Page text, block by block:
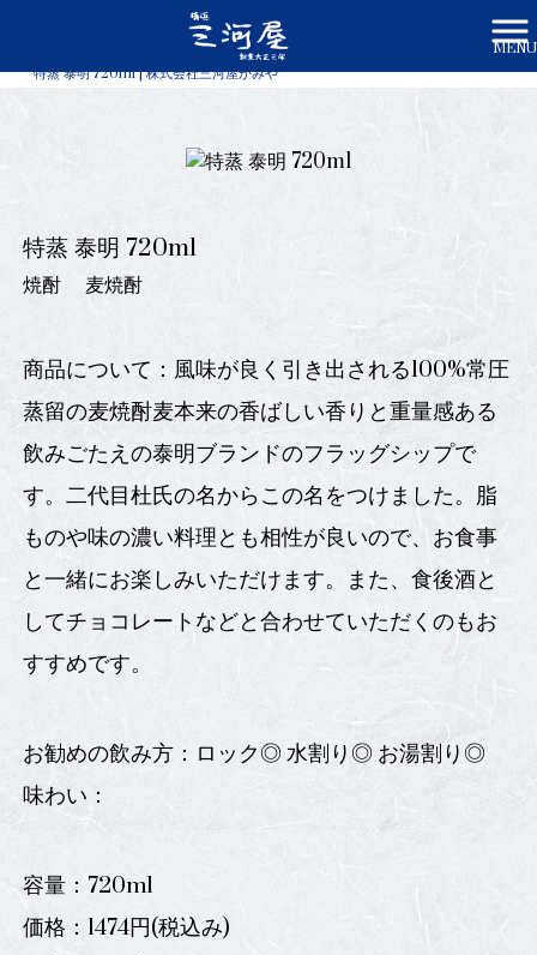
MENU
商品一覧
特蒸 泰明 720ml | 株式会社三河屋かみや
特蒸 泰明 720ml
焼酎 麦焼酎
商品について：風味が良く引き出される100%常圧
蒸留の麦焼酎麦本来の香ばしい香りと重量感ある
飲みごたえの泰明ブランドのフラッグシップで
す。二代目杜氏の名からこの名をつけました。脂
ものや味の濃い料理とも相性が良いので、お食事
と一緒にお楽しみいただけます。また、食後酒と
してチョコレートなどと合わせていただくのもお
すすめです。
お勧めの飲み方：ロック◎ 水割り◎ お湯割り◎
味わい：
容量：720ml
価格：1474円(税込み)